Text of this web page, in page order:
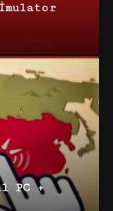
PC +